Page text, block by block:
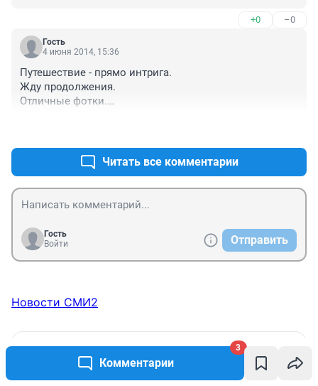
Комментарии
3
+0 –0
Гость
4 июня 2014, 15:36
Путешествие - прямо интрига.
Жду продолжения.
Отличные фотки.
Читать все комментарии
Гость
Войти
Отправить
Новости СМИ2
ТОП 5
«Молоко здесь почти никто не